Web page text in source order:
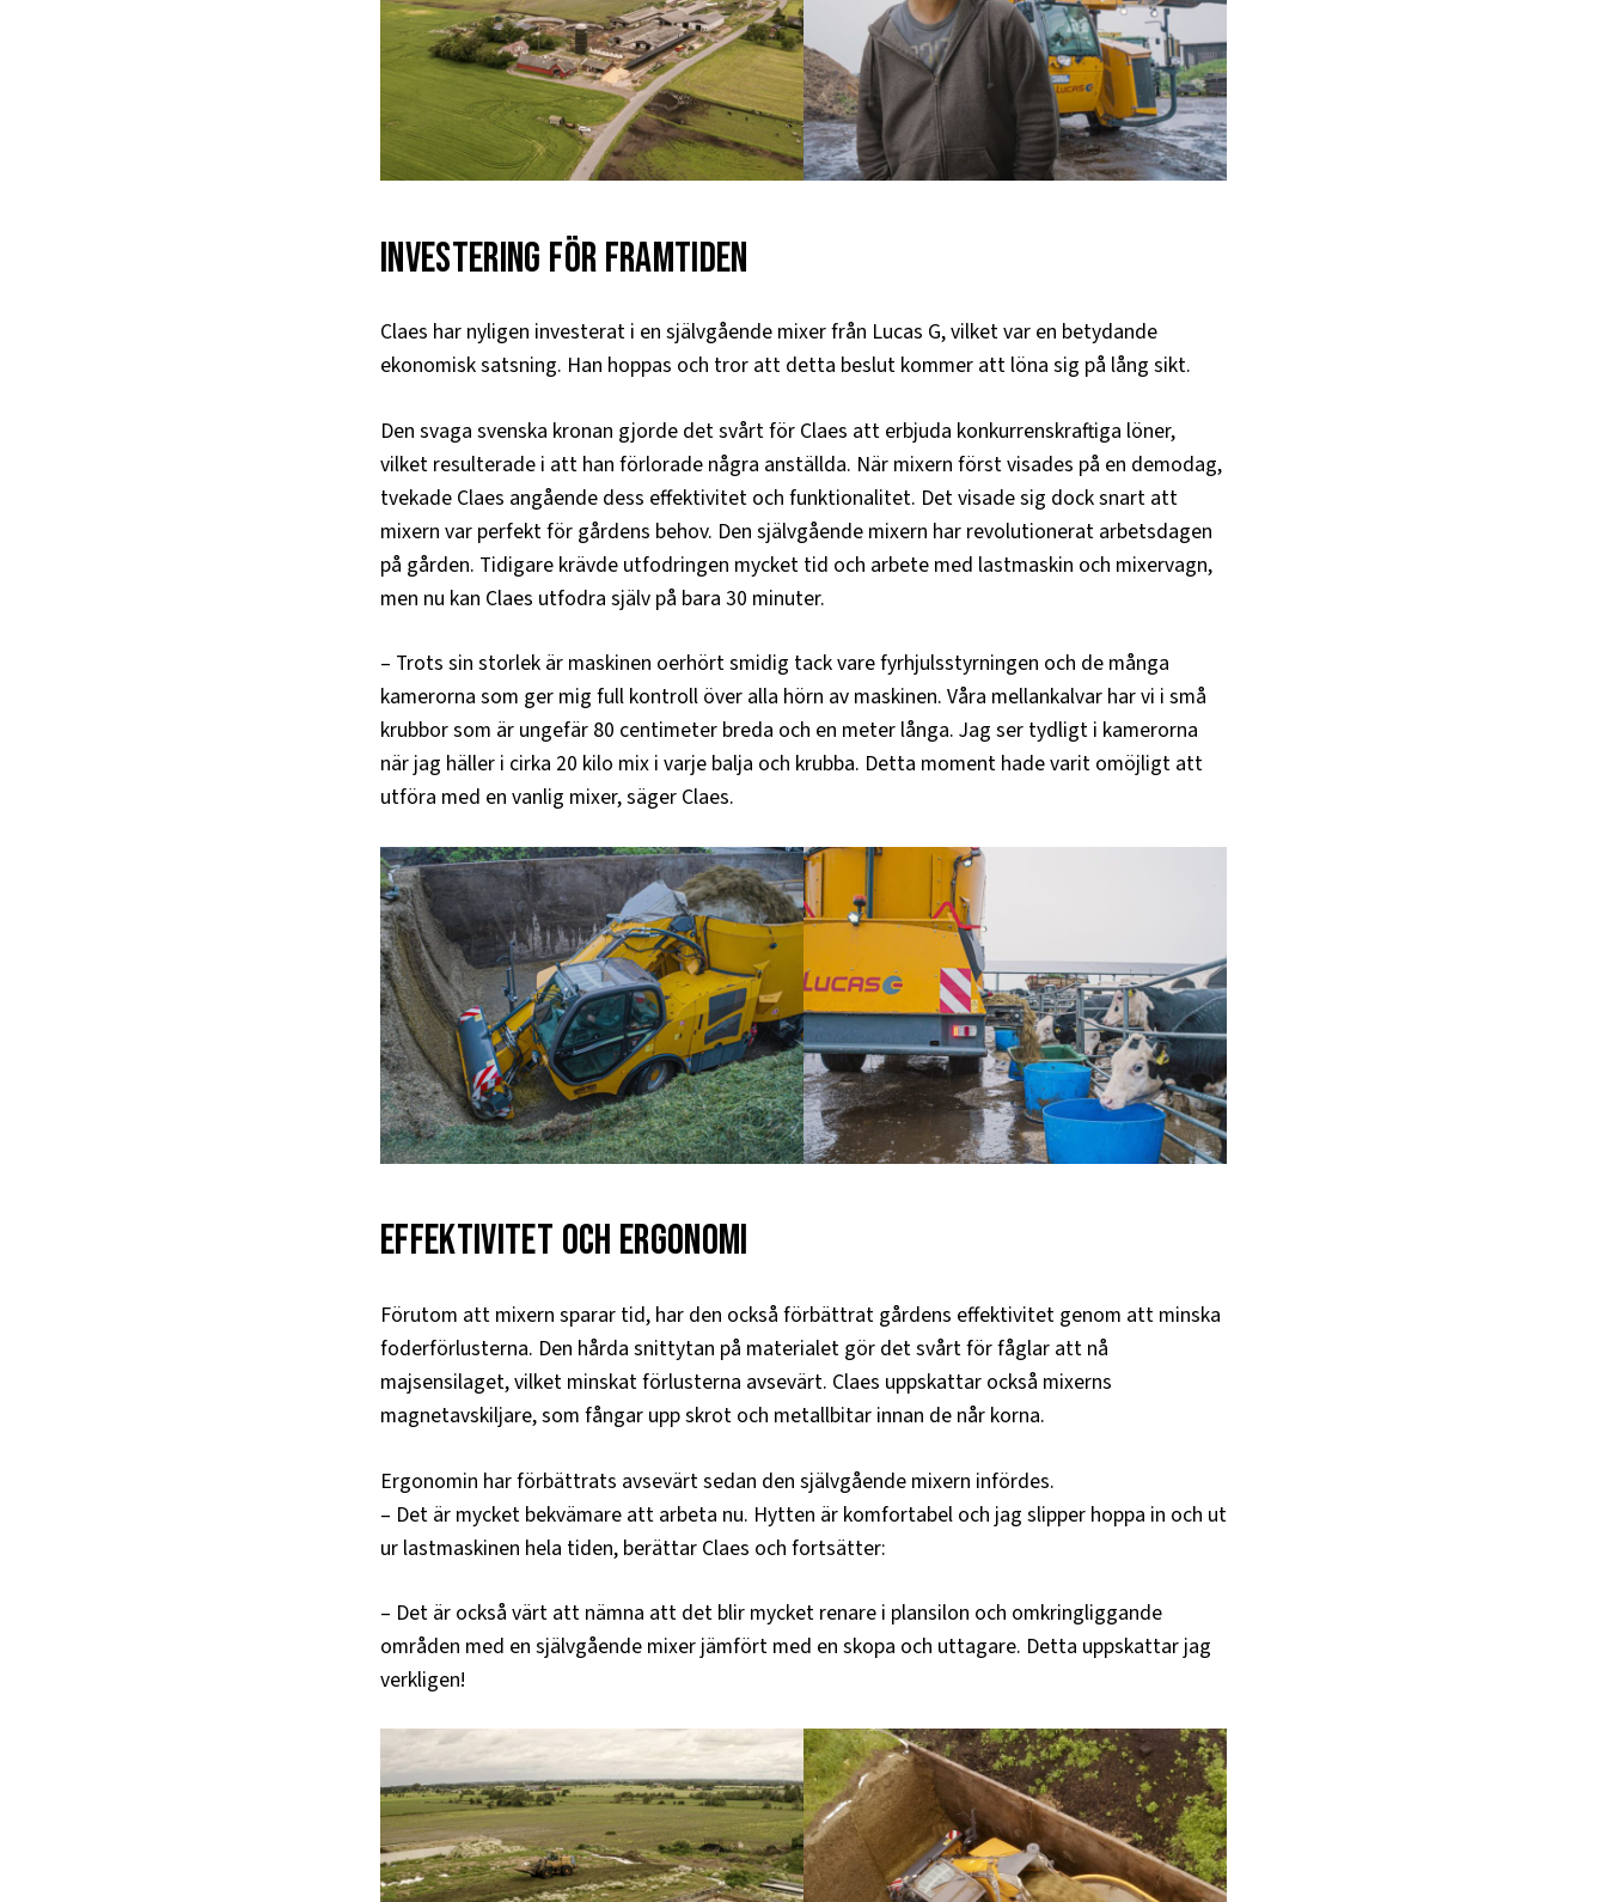
Investering för framtiden​
Claes har nyligen investerat i en självgående mixer från Lucas G, vilket var en betydande
ekonomisk satsning. Han hoppas och tror att detta beslut kommer att löna sig på lång sikt.
Den svaga svenska kronan gjorde det svårt för Claes att erbjuda konkurrenskraftiga löner,
vilket resulterade i att han förlorade några anställda. När mixern först visades på en demodag,
tvekade Claes angående dess effektivitet och funktionalitet. Det visade sig dock snart att
mixern var perfekt för gårdens behov. Den självgående mixern har revolutionerat arbetsdagen
på gården. Tidigare krävde utfodringen mycket tid och arbete med lastmaskin och mixervagn,
men nu kan Claes utfodra själv på bara 30 minuter.
– Trots sin storlek är maskinen oerhört smidig tack vare fyrhjulsstyrningen och de många
kamerorna som ger mig full kontroll över alla hörn av maskinen. Våra mellankalvar har vi i små
krubbor som är ungefär 80 centimeter breda och en meter långa. Jag ser tydligt i kamerorna
när jag häller i cirka 20 kilo mix i varje balja och krubba. Detta moment hade varit omöjligt att
utföra med en vanlig mixer, säger Claes.
Effektivitet och ergonomi​
Förutom att mixern sparar tid, har den också förbättrat gårdens effektivitet genom att minska
foderförlusterna. Den hårda snittytan på materialet gör det svårt för fåglar att nå
majsensilaget, vilket minskat förlusterna avsevärt. Claes uppskattar också mixerns
magnetavskiljare, som fångar upp skrot och metallbitar innan de når korna.
Ergonomin har förbättrats avsevärt sedan den självgående mixern infördes.
– Det är mycket bekvämare att arbeta nu. Hytten är komfortabel och jag slipper hoppa in och ut
ur lastmaskinen hela tiden, berättar Claes och fortsätter:
– Det är också värt att nämna att det blir mycket renare i plansilon och omkringliggande
områden med en självgående mixer jämfört med en skopa och uttagare. Detta uppskattar jag
verkligen!